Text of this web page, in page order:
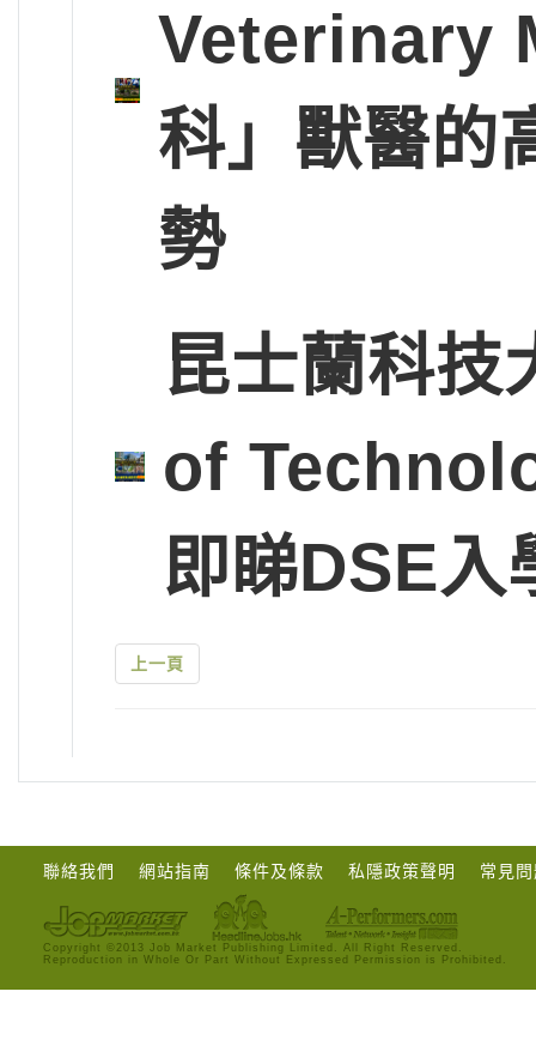
Veterinary
科」獸醫的
勢
昆士蘭科
of
即睇DSE入
上一頁
聯絡我們 網站指南 條件及條款 私隱政策聲明 常見
Copyright ©2013 Job Market Publishing Limited. All Right Reserved.
Reproduction in Whole Or Part Without Expressed Permission is Prohibited.